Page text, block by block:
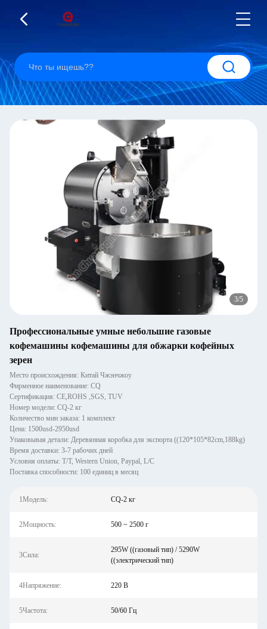
3/5
Профессиональные умные небольшие газовые
кофемашины кофемашины для обжарки кофейных
зерен
Место происхождения: Китай Чжэнчжоу
Фирменное наименование: CQ
Сертификация: CE,ROHS ,SGS, TUV
Номер модели: CQ-2 кг
Количество мин заказа: 1 комплект
Цена: 1500usd-2950usd
Упаковывая детали: Деревянная коробка для экспорта ((120*105*82cm,188kg)
Время доставки: 3-7 рабочих дней
Условия оплаты: T/T, Western Union, Paypal, L/C
Поставка способности: 100 единиц в месяц
1Модель: CQ-2 кг
2Мощность: 500 ~ 2500 г
3Сила:
295W ((газовый тип) / 5290W
((электрический тип)
4Напряжение: 220 В
5Частота: 50/60 Гц